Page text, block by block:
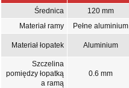
Średnica 120 mm
Materiał ramy
Pełne aluminium
Materiał łopatek Aluminium
Szczelina
pomiędzy łopatką
a ramą
0.6 mm